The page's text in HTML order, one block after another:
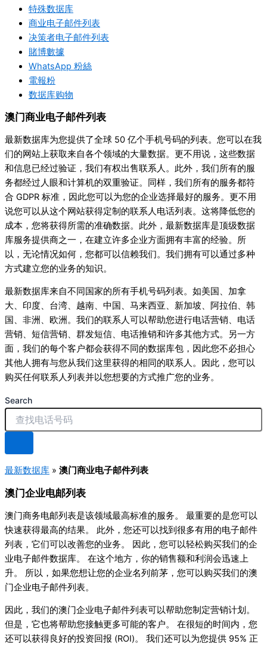
特殊数据库
商业电子邮件列表
决策者电子邮件列表
賭博數據
WhatsApp 粉絲
電報粉
数据库购物
澳门商业电子邮件列表
最新数据库为您提供了全球 50 亿个手机号码的列表。您可以在我
们的网站上获取来自各个领域的大量数据。更不用说，这些数据
和信息已经过验证，我们有权出售联系人。此外，我们所有的服
务都经过人眼和计算机的双重验证。同样，我们所有的服务都符
合 GDPR 标准，因此您可以为您的企业选择最好的服务。更不用
说您可以从这个网站获得定制的联系人电话列表。这将降低您的
成本，您将获得所需的准确数据。此外，最新数据库是顶级数据
库服务提供商之一，在建立许多企业方面拥有丰富的经验。所
以，无论情况如何，您都可以信赖我们。我们拥有可以通过多种
方式建立您的业务的知识。
最新数据库来自不同国家的所有手机号码列表。如美国、加拿
大、印度、台湾、越南、中国、马来西亚、新加坡、阿拉伯、韩
国、非洲、欧洲。我们的联系人可以帮助您进行电话营销、电话
营销、短信营销、群发短信、电话推销和许多其他方式。另一方
面，我们的每个客户都会获得不同的数据库包，因此您不必担心
其他人拥有与您从我们这里获得的相同的联系人。因此，您可以
购买任何联系人列表并以您想要的方式推广您的业务。
Search
最新数据库 » 澳门商业电子邮件列表
澳门企业电邮列表
澳门商务电邮列表是该领域最高标准的服务。 最重要的是您可以
快速获得最高的结果。 此外，您还可以找到很多有用的电子邮件
列表，它们可以改善您的业务。 因此，您可以轻松购买我们的企
业电子邮件数据库。 在这个地方，你的销售额和利润会迅速上
升。 所以，如果您想让您的企业名列前茅，您可以购买我们的澳
门企业电子邮件列表。
因此，我们的澳门企业电子邮件列表可以帮助您制定营销计划。
但是，它也将帮助您接触更多可能的客户。 在很短的时间内，您
还可以获得良好的投资回报 (ROI)。 我们还可以为您提供 95% 正